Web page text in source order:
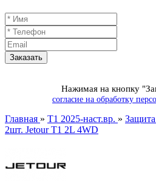
Нажимая на кнопку
согласие на обработку
Главная » T1 2025-наст.вр. »
2шт. Jetour T1 2L 4WD